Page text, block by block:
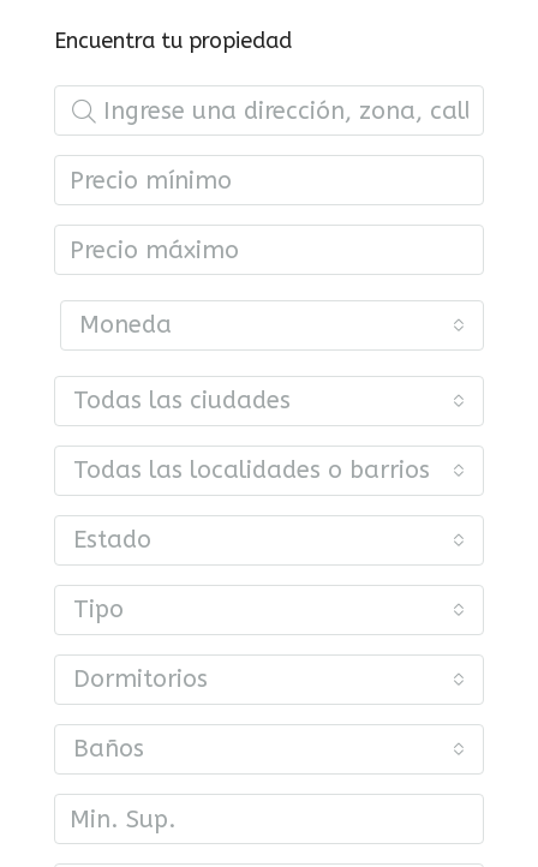
Encuentra tu propiedad
Moneda
Todas las ciudades
Todas las localidades o barrios
Estado
Tipo
Dormitorios
Baños